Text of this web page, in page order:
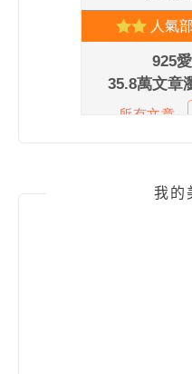
我的